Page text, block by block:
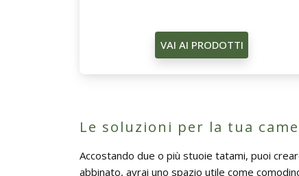
VAI AI PRODOTTI
Le soluzioni per la tua
Accostando due o più stuoie tatami, puoi
abbinato, avrai uno spazio utile come